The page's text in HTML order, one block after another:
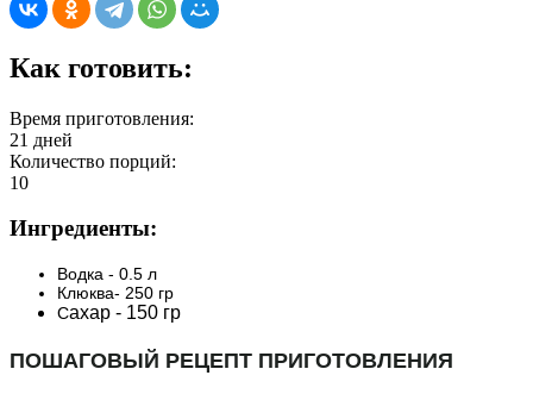
Как готовить:
Время приготовления:
21 дней
Количество порций:
10
Ингредиенты:
Водка - 0.5 л
Клюква- 250 гр
Сахар - 150 гр
ПОШАГОВЫЙ РЕЦЕПТ ПРИГОТОВЛЕНИЯ